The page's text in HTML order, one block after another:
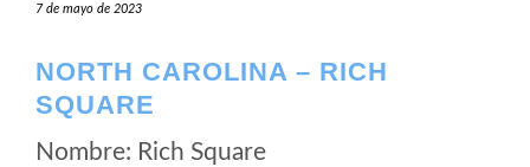
7 de mayo de 2023
NORTH CAROLINA – RICH
SQUARE
Nombre: Rich Square